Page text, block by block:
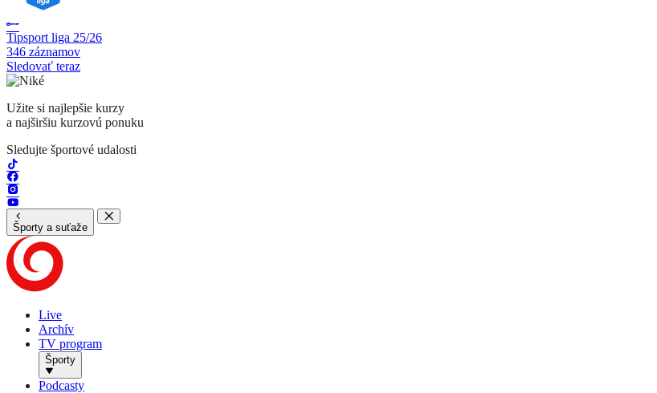
Tipsport liga 25/26
346 záznamov
Sledovať teraz
Užite si najlepšie kurzy
a najširšiu kurzovú ponuku
Sledujte športové udalosti
Športy a suťaže
Live
Archív
TV program
Športy
Podcasty